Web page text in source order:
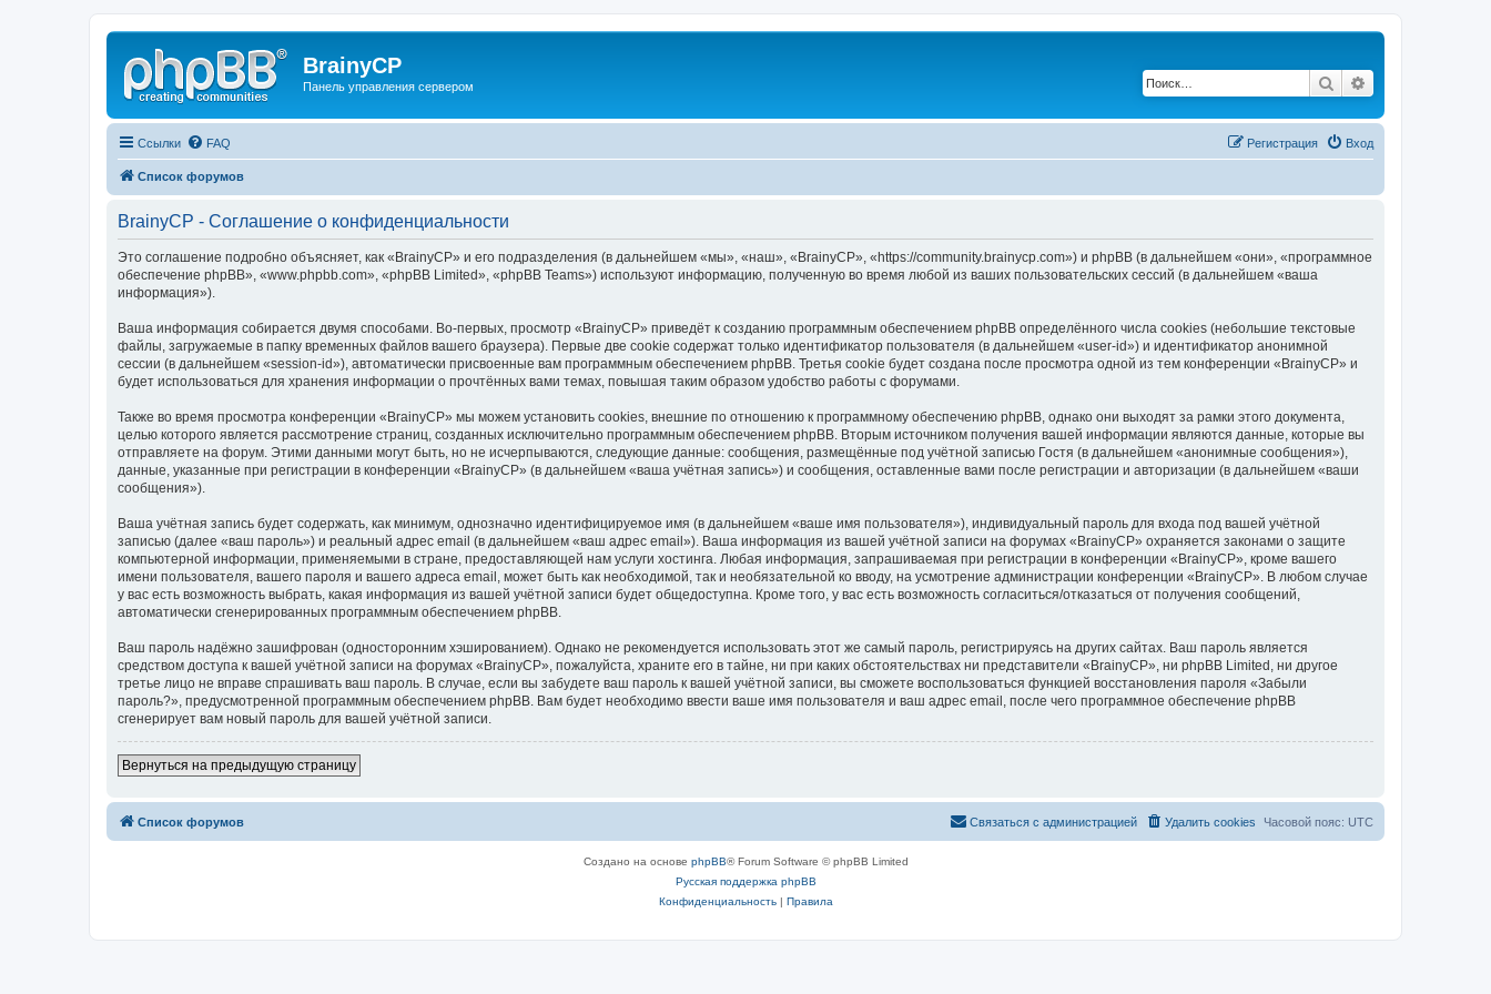
BrainyCP
Панель управления сервером Поиск
Ссылки FAQ Вход
Регистрация
Список форумов
BrainyCP - Соглашение о конфиденциальности
Это соглашение подробно объясняет, как «BrainyCP» и его подразделения (в дальнейшем «мы», «наш», «BrainyCP», «https://community.brainycp.com») и phpBB (в дальнейшем «они», «программное
обеспечение phpBB», «www.phpbb.com», «phpBB Limited», «phpBB Teams») используют информацию, полученную во время любой из ваших пользовательских сессий (в дальнейшем «ваша
информация»).
Ваша информация собирается двумя способами. Во-первых, просмотр «BrainyCP» приведёт к созданию программным обеспечением phpBB определённого числа cookies (небольшие текстовые
файлы, загружаемые в папку временных файлов вашего браузера). Первые две cookie содержат только идентификатор пользователя (в дальнейшем «user-id») и идентификатор анонимной
сессии (в дальнейшем «session-id»), автоматически присвоенные вам программным обеспечением phpBB. Третья cookie будет создана после просмотра одной из тем конференции «BrainyCP» и
будет использоваться для хранения информации о прочтённых вами темах, повышая таким образом удобство работы с форумами.
Также во время просмотра конференции «BrainyCP» мы можем установить cookies, внешние по отношению к программному обеспечению phpBB, однако они выходят за рамки этого документа,
целью которого является рассмотрение страниц, созданных исключительно программным обеспечением phpBB. Вторым источником получения вашей информации являются данные, которые вы
отправляете на форум. Этими данными могут быть, но не исчерпываются, следующие данные: сообщения, размещённые под учётной записью Гостя (в дальнейшем «анонимные сообщения»),
данные, указанные при регистрации в конференции «BrainyCP» (в дальнейшем «ваша учётная запись») и сообщения, оставленные вами после регистрации и авторизации (в дальнейшем «ваши
сообщения»).
Ваша учётная запись будет содержать, как минимум, однозначно идентифицируемое имя (в дальнейшем «ваше имя пользователя»), индивидуальный пароль для входа под вашей учётной
записью (далее «ваш пароль») и реальный адрес email (в дальнейшем «ваш адрес email»). Ваша информация из вашей учётной записи на форумах «BrainyCP» охраняется законами о защите
компьютерной информации, применяемыми в стране, предоставляющей нам услуги хостинга. Любая информация, запрашиваемая при регистрации в конференции «BrainyCP», кроме вашего
имени пользователя, вашего пароля и вашего адреса email, может быть как необходимой, так и необязательной ко вводу, на усмотрение администрации конференции «BrainyCP». В любом случае
у вас есть возможность выбрать, какая информация из вашей учётной записи будет общедоступна. Кроме того, у вас есть возможность согласиться/отказаться от получения сообщений,
автоматически сгенерированных программным обеспечением phpBB.
Ваш пароль надёжно зашифрован (односторонним хэшированием). Однако не рекомендуется использовать этот же самый пароль, регистрируясь на других сайтах. Ваш пароль является
средством доступа к вашей учётной записи на форумах «BrainyCP», пожалуйста, храните его в тайне, ни при каких обстоятельствах ни представители «BrainyCP», ни phpBB Limited, ни другое
третье лицо не вправе спрашивать ваш пароль. В случае, если вы забудете ваш пароль к вашей учётной записи, вы сможете воспользоваться функцией восстановления пароля «Забыли
пароль?», предусмотренной программным обеспечением phpBB. Вам будет необходимо ввести ваше имя пользователя и ваш адрес email, после чего программное обеспечение phpBB
сгенерирует вам новый пароль для вашей учётной записи.
Вернуться на предыдущую страницу
Список форумов Часовой пояс: UTC
Удалить cookies
Связаться с администрацией
Создано на основе phpBB® Forum Software © phpBB Limited
Русская поддержка phpBB
Конфиденциальность| Правила